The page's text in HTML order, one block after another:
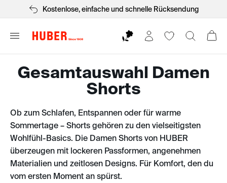
Kostenlose, einfache und schnelle Rücksendung
Gesamtauswahl Damen
Shorts
Ob zum Schlafen, Entspannen oder für warme
Sommertage – Shorts gehören zu den vielseitigsten
Wohlfühl-Basics. Die Damen Shorts von HUBER
überzeugen mit lockeren Passformen, angenehmen
Materialien und zeitlosen Designs. Für Komfort, den du
vom ersten Moment an spürst.